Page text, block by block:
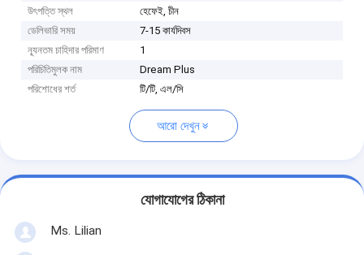
উৎপত্তি স্থল
হেফেই, চীন
ডেলিভারি সময়
7-15 কার্যদিবস
ন্যূনতম চাহিদার পরিমাণ
1
পরিচিতিমুলক নাম
Dream Plus
পরিশোধের শর্ত
টি/টি, এল/সি
আরো দেখুন
যোগাযোগের ঠিকানা
Ms. Lilian